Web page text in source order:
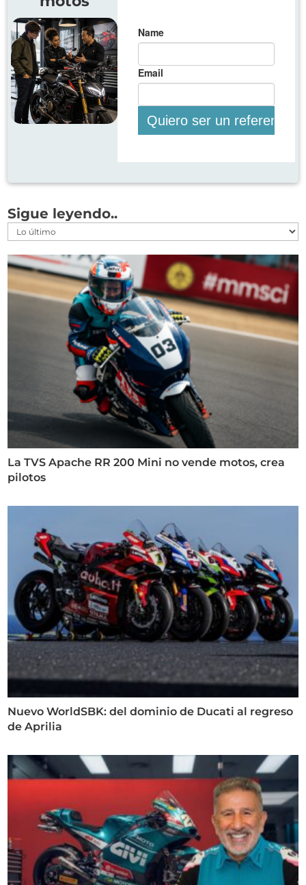
Sigue leyendo..
La TVS Apache RR 200 Mini no vende motos, crea
pilotos
Nuevo WorldSBK: del dominio de Ducati al regreso
de Aprilia